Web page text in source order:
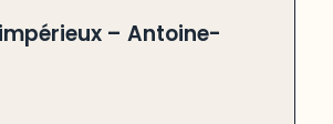
– Antoine-